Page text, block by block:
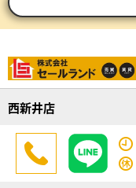
西新井店